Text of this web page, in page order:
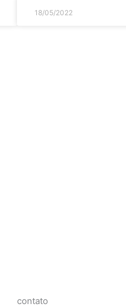
18/05/2022
contato